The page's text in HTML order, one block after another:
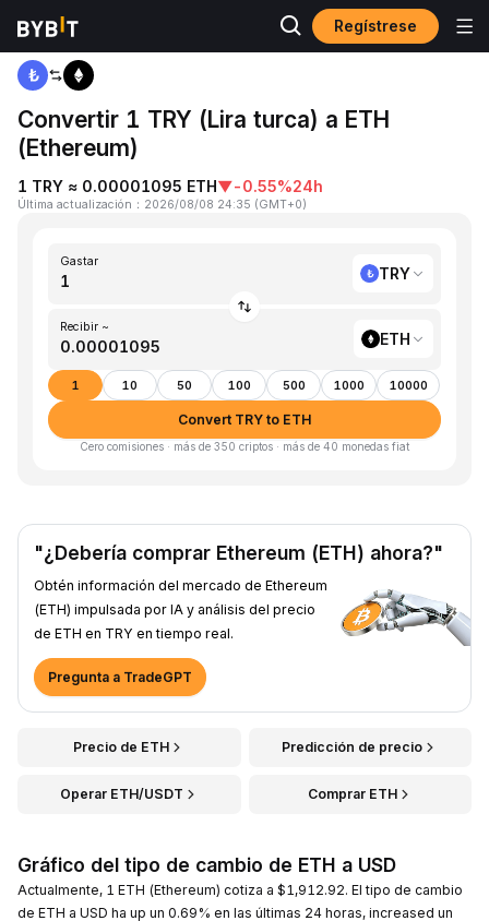
Regístrese
Inicio TRY to ETH
Convertir 1 TRY (Lira turca) a ETH
(Ethereum)
1 TRY ≈ 0.00001095 ETH▼-0.55%24h
Última actualización ： 2026/08/08 24:35 (GMT+0)
Gastar
TRY
Recibir ~
ETH
1 10 50 100 500 1000 10000
Convert TRY to ETH
Cero comisiones · más de 350 criptos · más de 40 monedas fiat
"¿Debería comprar Ethereum (ETH) ahora?"
Obtén información del mercado de Ethereum
(ETH) impulsada por IA y análisis del precio
de ETH en TRY en tiempo real.
Pregunta a TradeGPT
Precio de ETH Predicción de precio
Operar ETH/USDT Comprar ETH
Gráfico del tipo de cambio de ETH a USD
Actualmente, 1 ETH (Ethereum) cotiza a $1,912.92. El tipo de cambio
de ETH a USD ha up un 0.69% en las últimas 24 horas, increased un